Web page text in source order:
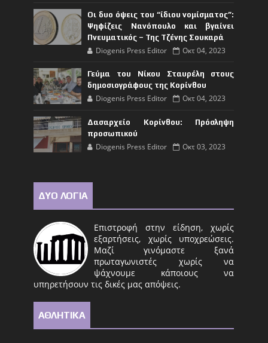
Οι δυο όψεις του “ίδιου νομίσματος”:
Ψηφίζεις Νανόπουλο και βγαίνει
Πνευματικός – Της Τζένης Σουκαρά
Diogenis Press Editor Οκτ 04, 2023
Γεύμα του Νίκου Σταυρέλη στους
δημοσιογράφους της Κορίνθου
Diogenis Press Editor Οκτ 04, 2023
Δασαρχείο Κορίνθου: Πρόσληψη
προσωπικού
Diogenis Press Editor Οκτ 03, 2023
ΔΥΟ ΛΟΓΙΑ
Επιστροφή στην είδηση, χωρίς
εξαρτήσεις, χωρίς υποχρεώσεις.
Μαζί γινόμαστε ξανά
πρωταγωνιστές χωρίς να
ψάχνουμε κάποιους να
υπηρετήσουν τις δικές μας απόψεις.
ΑΘΛΗΤΙΚΑ